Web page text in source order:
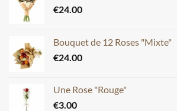
€24.00
Bouquet de 12 Roses "Mixte"
€24.00
Une Rose "Rouge"
€3.00